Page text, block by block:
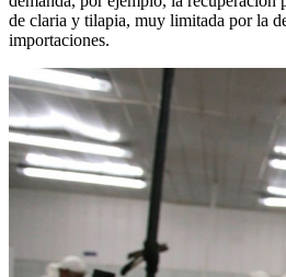
de claria y tilapia, muy limitada por la
importaciones.